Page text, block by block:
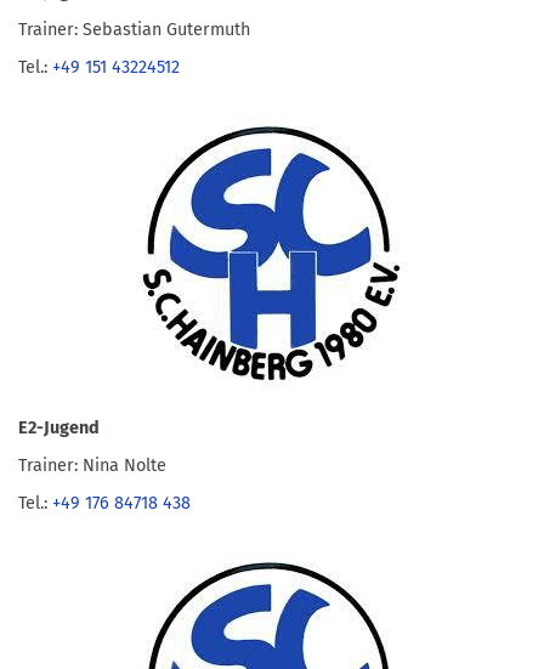
Trainer: Sebastian Gutermuth
Tel.: +49 151 43224512
E2-Jugend
Trainer: Nina Nolte
Tel.: +49 176 84718 438